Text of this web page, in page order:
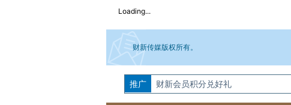
Loading...
财新传媒版权所有。
如需刊登转载请点击右侧按钮，提交相关信息。
推广 财新会员积分兑好礼